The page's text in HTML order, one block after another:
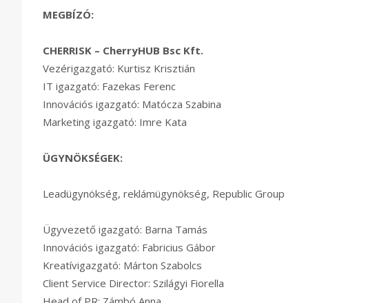
MEGBÍZÓ:
CHERRISK – CherryHUB Bsc Kft.
Vezérigazgató: Kurtisz Krisztián
IT igazgató: Fazekas Ferenc
Innovációs igazgató: Matócza Szabina
Marketing igazgató: Imre Kata
ÜGYNÖKSÉGEK:
Leadügynökség, reklámügynökség, Republic Group
Ügyvezető igazgató: Barna Tamás
Innovációs igazgató: Fabricius Gábor
Kreatívigazgató: Márton Szabolcs
Client Service Director: Szilágyi Fiorella